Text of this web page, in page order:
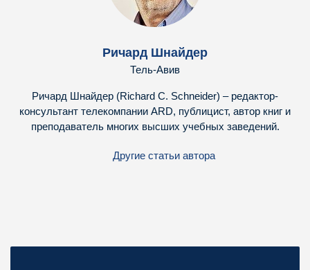
Ричард Шнайдер
Тель-Авив
Ричард Шнайдер (Richard C. Schneider) – редактор-
консультант телекомпании ARD, публицист, автор книг и
преподаватель многих высших учебных заведений.
Другие статьи автора